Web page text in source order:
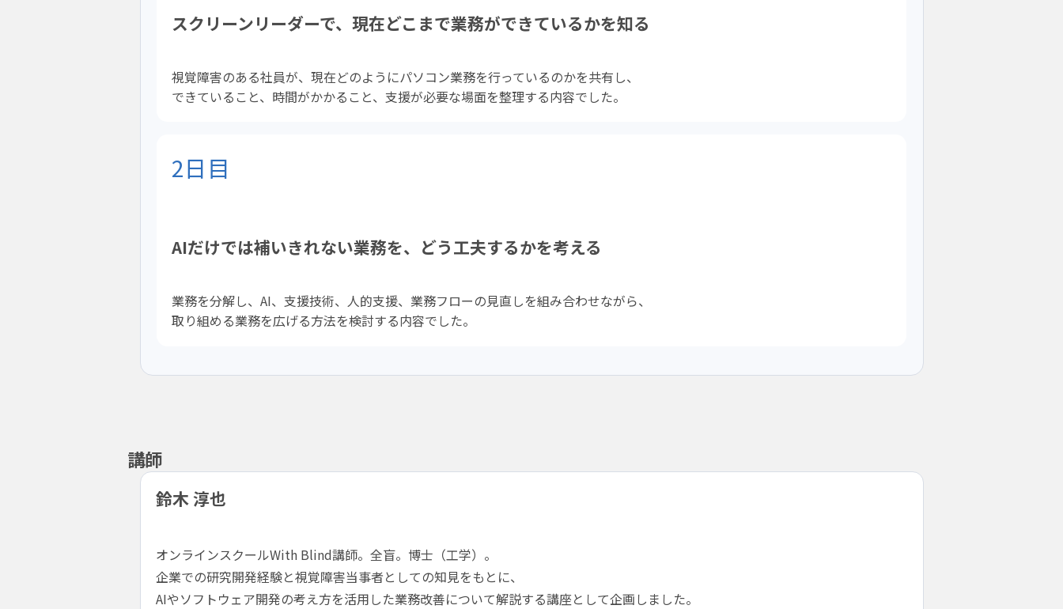
スクリーンリーダーで、現在どこまで業務ができているかを知る
視覚障害のある社員が、現在どのようにパソコン業務を行っているのかを共有し、
できていること、時間がかかること、支援が必要な場面を整理する内容でした。
2日目
AIだけでは補いきれない業務を、どう工夫するかを考える
業務を分解し、AI、支援技術、人的支援、業務フローの見直しを組み合わせながら、
取り組める業務を広げる方法を検討する内容でした。
講師
鈴木 淳也
オンラインスクールWith Blind講師。全盲。博士（工学）。
企業での研究開発経験と視覚障害当事者としての知見をもとに、
AIやソフトウェア開発の考え方を活用した業務改善について解説する講座として企画しました。